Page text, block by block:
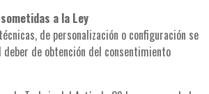
a la Ley
de personalización o configuración se
deber de obtención del consentimiento